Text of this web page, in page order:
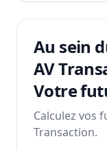
Au sein
AV
Votre
Calculez vos
Transaction.